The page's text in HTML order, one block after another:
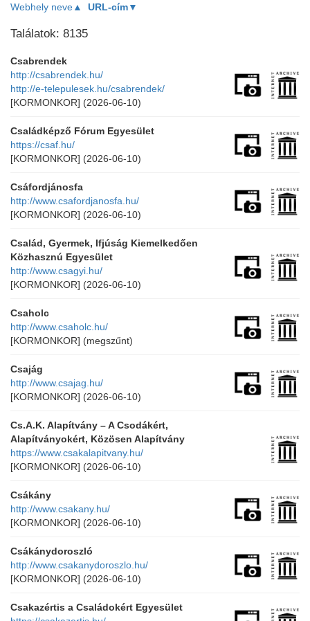
Webhely neve▲ URL-cím▼
Találatok: 8135
Csabrendek
http://csabrendek.hu/
http://e-telepulesek.hu/csabrendek/
[KORMONKOR] (2026-06-10)
Családképző Fórum Egyesület
https://csaf.hu/
[KORMONKOR] (2026-06-10)
Csáfordjánosfa
http://www.csafordjanosfa.hu/
[KORMONKOR] (2026-06-10)
Család, Gyermek, Ifjúság Kiemelkedően
Közhasznú Egyesület
http://www.csagyi.hu/
[KORMONKOR] (2026-06-10)
Csaholc
http://www.csaholc.hu/
[KORMONKOR] (megszűnt)
Csajág
http://www.csajag.hu/
[KORMONKOR] (2026-06-10)
Cs.A.K. Alapítvány – A Csodákért,
Alapítványokért, Közösen Alapítvány
https://www.csakalapitvany.hu/
[KORMONKOR] (2026-06-10)
Csákány
http://www.csakany.hu/
[KORMONKOR] (2026-06-10)
Csákánydoroszló
http://www.csakanydoroszlo.hu/
[KORMONKOR] (2026-06-10)
Csakazértis a Családokért Egyesület